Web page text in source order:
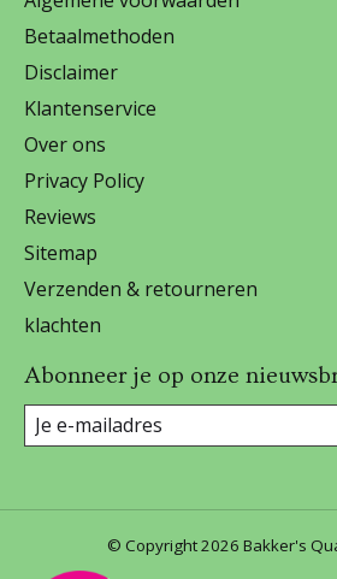
Betaalmethoden
Disclaimer
Klantenservice
Over ons
Privacy Policy
Reviews
Sitemap
Verzenden & retourneren
klachten
Abonneer je op onze
© Copyright 2026 Bakker's